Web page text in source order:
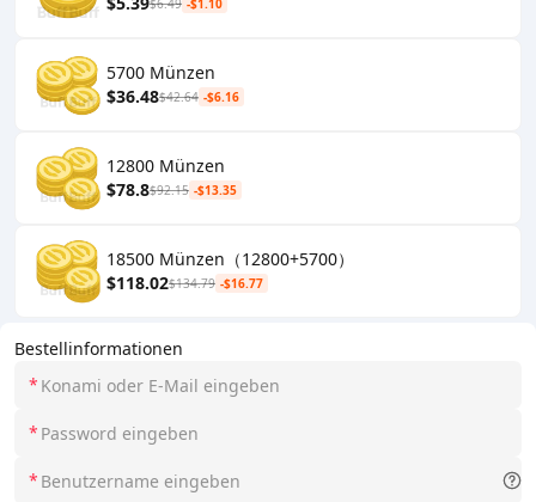
Bestellinformationen
*
*
*
$6.49 -$1.10
5700 Münzen
$36.48$42.64 -$6.16
12800 Münzen
$78.8$92.15 -$13.35
18500 Münzen（12800+5700）
$118.02$134.79 -$16.77